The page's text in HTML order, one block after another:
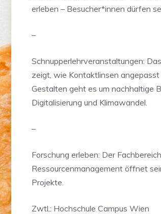
erleben – Besucher*innen dürfen
–
Schnupperlehrveranstaltungen:
zeigt, wie Kontaktlinsen
Gestalten geht es um nachhaltige
Digitalisierung und Klimawandel.
–
Forschung erleben: Der
Ressourcenmanagement öffnet
Projekte.
Zwtl.: Hochschule Campus Wien